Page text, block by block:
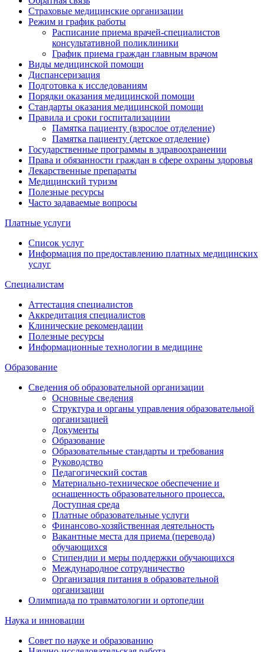
Страховые медицинские организации
Режим и график работы
Расписание приема врачей-специалистов
консультативной поликлиники
График приема граждан главным врачом
Виды медицинской помощи
Диспансеризация
Подготовка к исследованиям
Порядки оказания медицинской помощи
Стандарты оказания медицинской помощи
Правила и сроки госпитализациии
Памятка пациенту (взрослое отделение)
Памятка пациенту (детское отделение)
Государственные программы в здравоохранении
Права и обязанности граждан в сфере охраны здоровья
Лекарственные препараты
Медицинский туризм
Полезные ресурсы
Часто задаваемые вопросы
Платные услуги
Список услуг
Информация по предоставлению платных медицинских
услуг
Специалистам
Аттестация специалистов
Аккредитация специалистов
Клинические рекомендации
Полезные ресурсы
Информационные технологии в медицине
Образование
Сведения об образовательной организации
Основные сведения
Структура и органы управления образовательной
организацией
Документы
Образование
Образовательные стандарты и требования
Руководство
Педагогический состав
Материально-техническое обеспечение и
оснащенность образовательного процесса.
Доступная среда
Платные образовательные услуги
Финансово-хозяйственная деятельность
Вакантные места для приема (перевода)
обучающихся
Стипендии и меры поддержки обучающихся
Международное сотрудничество
Организация питания в образовательной
организации
Олимпиада по травматологии и ортопедии
Наука и инновации
Совет по науке и образованию